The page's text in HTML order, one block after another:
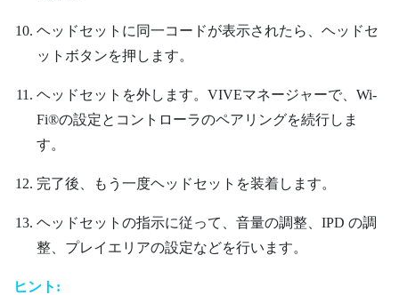
ヘッドセットに同一コードが表示されたら、 ヘッドセ
ット ボタンを押します。
ヘッドセットを外します。 VIVEマネージャーで、 Wi‍-
Fi®の設定とコントローラのペアリングを続行しま
す。
完了後、もう一度ヘッドセットを装着します。
ヘッドセットの指示に従って、音量の調整、IPD の調
整、プレイエリアの設定などを行います。
ヒント: